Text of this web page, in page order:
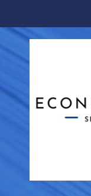
Inhalt
springen